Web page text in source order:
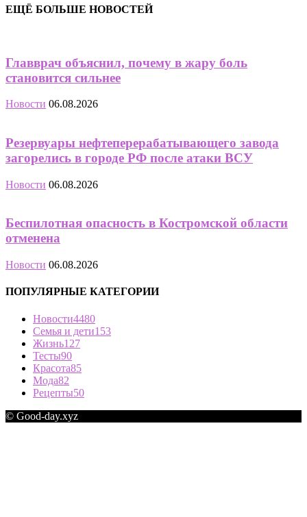
ЕЩЁ БОЛЬШЕ НОВОСТЕЙ
Главврач объяснил, почему в жару боль
становится сильнее
Новости 06.08.2026
Резервуары нефтеперерабатывающего завода
загорелись в городе РФ после атаки ВСУ
Новости 06.08.2026
Беспилотная опасность в Костромской области
отменена
Новости 06.08.2026
ПОПУЛЯРНЫЕ КАТЕГОРИИ
Новости4480
Семья и дети153
Жизнь127
Тесты90
Красота85
Мода82
Рецепты50
© Good-day.xyz